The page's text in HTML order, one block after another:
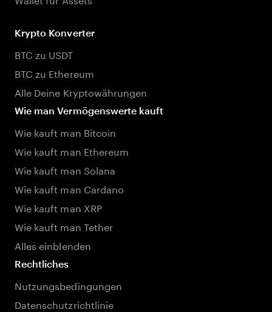
Krypto Konverter
BTC zu USDT
BTC zu Ethereum
Alle Deine Kryptowährungen
Wie man Vermögenswerte kauft
Wie kauft man Bitcoin
Wie kauft man Ethereum
Wie kauft man Solana
Wie kauft man Cardano
Wie kauft man XRP
Wie kauft man Tether
Alles einblenden
Rechtliches
Nutzungsbedingungen
Datenschutzrichtlinie